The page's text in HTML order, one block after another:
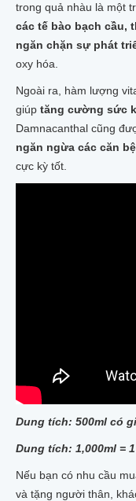
trong quả nhàu là một
các tế bào bạch cầu,
ngăn chặn sự phát
oxy hóa.
Ngoài ra, hàm lượng
giúp tăng cường sức
Damnacanthal cũng
ngăn ngừa các căn
cực kỳ tốt.
Dung tích: 500ml có
Dung tích: 1,000ml =
Nếu bạn có nhu cầu
và tặng người thân,